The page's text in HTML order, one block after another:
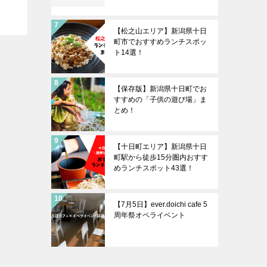
【松之山エリア】新潟県十日
町市でおすすめランチスポッ
ト14選！
【保存版】新潟県十日町でお
すすめの「子供の遊び場」ま
とめ！
【十日町エリア】新潟県十日
町駅から徒歩15分圏内おすす
めランチスポット43選！
【7月5日】ever.doichi cafe 5
周年祭オペライベント